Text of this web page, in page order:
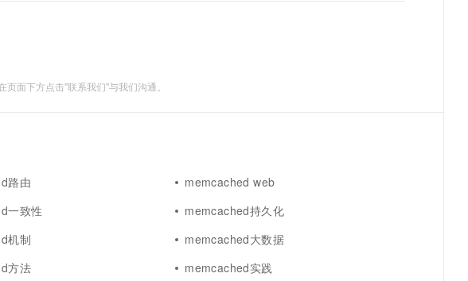
面下方点击"联系我们"与我们沟通。
路由
memcached web
一致性
memcached持久化
机制
memcached大数据
方法
memcached实践